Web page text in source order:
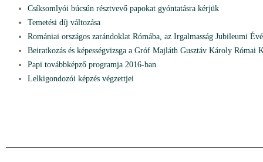
Csíksomlyói búcsún résztvevő papokat gyóntatásra kérjük
Temetési díj változása
Romániai országos zarándoklat Rómába, az Irgalmasság Jubileumi
Beiratkozás és képességvizsga a Gróf Majláth Gusztáv Károly Római
Papi továbbképző programja 2016-ban
Lelkigondozói képzés végzettjei